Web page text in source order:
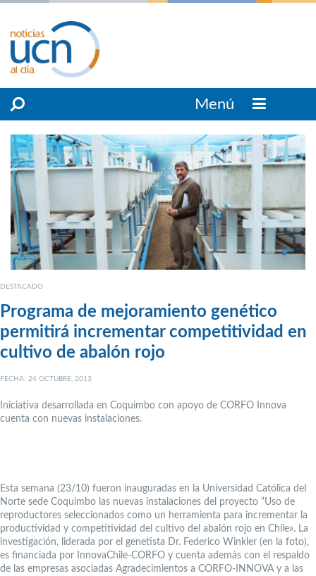
Menú
DESTACADO
Programa de mejoramiento genético
permitirá incrementar competitividad en
cultivo de abalón rojo
FECHA: 24 OCTUBRE, 2013
Iniciativa desarrollada en Coquimbo con apoyo de CORFO Innova
cuenta con nuevas instalaciones.
Esta semana (23/10) fueron inauguradas en la Universidad Católica del
Norte sede Coquimbo las nuevas instalaciones del proyecto “Uso de
reproductores seleccionados como un herramienta para incrementar la
productividad y competitividad del cultivo del abalón rojo en Chile». La
investigación, liderada por el genetista Dr. Federico Winkler (en la foto),
es financiada por InnovaChile-CORFO y cuenta además con el respaldo
de las empresas asociadas Agradecimientos a CORFO-INNOVA y a las